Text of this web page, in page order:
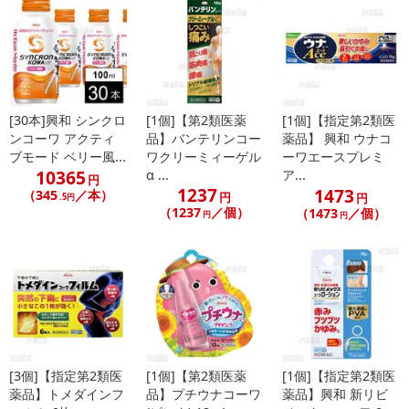
[30本]興和 シンクロ
ンコーワ アクティ
ブモード ベリー風...
10365 円
（345 .5円／本）
[1個]【第2類医薬
品】バンテリンコー
ワクリーミィーゲル
α ...
1237円
（1237 円 ／個）
[1個]【指定第2類医
薬品】 興和 ウナコ
ーワエースプレミ
ア...
1473円
（1473 円 ／個）
[3個]【指定第2類医
薬品】トメダインフ
[1個]【第2類医薬
品】プチウナコーワ
[1個]【指定第2類医
薬品】興和 新リビ